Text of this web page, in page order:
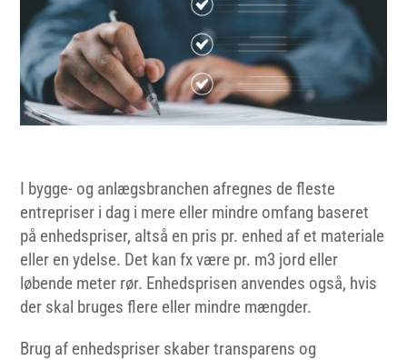
I bygge- og anlægsbranchen afregnes de fleste
entrepriser i dag i mere eller mindre omfang baseret
på enhedspriser, altså en pris pr. enhed af et materiale
eller en ydelse. Det kan fx være pr. m3 jord eller
løbende meter rør. Enhedsprisen anvendes også, hvis
der skal bruges flere eller mindre mængder.
Brug af enhedspriser skaber transparens og